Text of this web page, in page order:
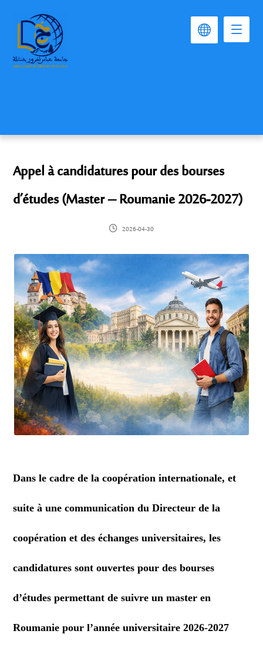
Appel à candidatures pour des bourses
d’études (Master – Roumanie 2026-2027)
2026-04-30
Dans le cadre de la coopération internationale, et
suite à une communication du Directeur de la
coopération et des échanges universitaires, les
candidatures sont ouvertes pour des bourses
d’études permettant de suivre un master en
Roumanie pour l’année universitaire 2026-2027